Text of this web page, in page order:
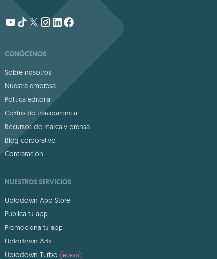
CONÓCENOS
Sobre nosotros
Nuestra empresa
Política editorial
Centro de transparencia
Recursos de marca y prensa
Blog corporativo
Contratación
NUESTROS SERVICIOS
Uptodown App Store
Publica tu app
Promociona tu app
Uptodown Ads
Uptodown Turbo
NUEVO